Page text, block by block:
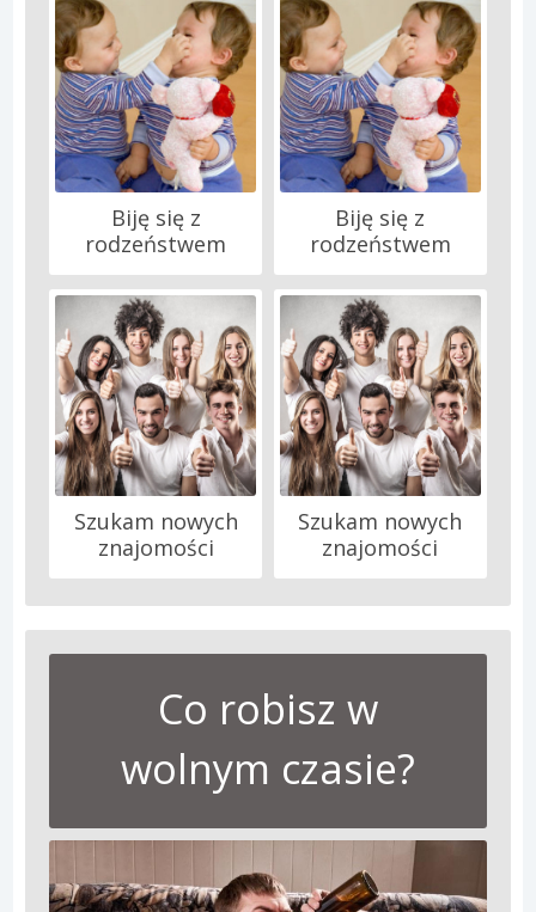
Biję się z
rodzeństwem
Biję się z
rodzeństwem
Szukam nowych
znajomości
Szukam nowych
znajomości
Co robisz w
wolnym czasie?